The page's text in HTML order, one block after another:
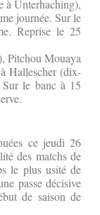
à Unterhaching),
journée. Sur le
Reprise le 25
Pitchou Mouaya
Hallescher (dix-
Sur le banc à 15
ce jeudi 26
des matchs de
le plus usité de
passe décisive
de saison de